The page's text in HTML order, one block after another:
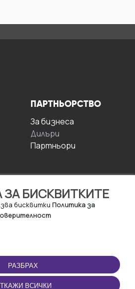
БИСКВИТКИТЕ
бисквитки Политика за
РАЗБРАХ
ВСИЧКИ
ПАРТНЬОРСТВО
За бизнесa
Дилъри
Партньори
ПРИЛОЖЕНИЕТО